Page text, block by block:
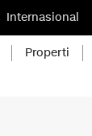
Internasional
Properti